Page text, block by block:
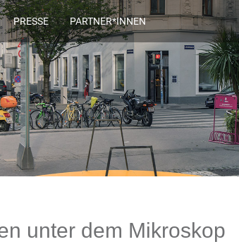
PRESSE PARTNER*INNEN
unter dem Mikroskop